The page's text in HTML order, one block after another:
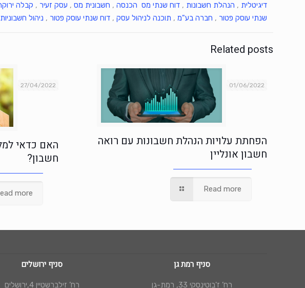
דיגיטלית , הנהלת חשבונות ,דוח שנתי מס הכנסה , חשבונית מס , עסק זעיר , קבלה
שנתי עוסק פטור , חברה בע"מ , תוכנה לניהול עסק ,דוח שנתי עוסק פטור ,ניהול חשבוניות
Related posts
01/06/2022
הפחתת עלויות הנהלת חשבונות עם רואה
חשבון אונליין
Read more
27/04/2022
האם כדאי
חשבון?
more
סניף רמת גן
רח’ ז'בוטינסקי 33, רמת-גן
סניף ירושלים
רח’ זילברשטיין 4,ירושלים